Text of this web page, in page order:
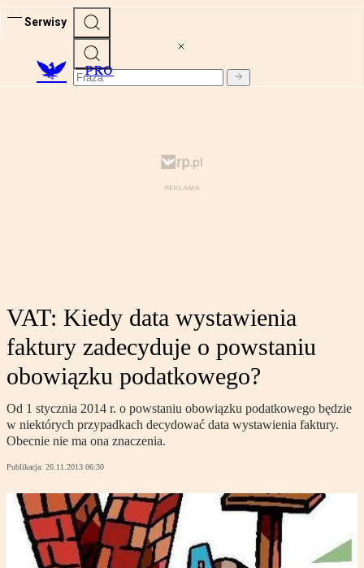
Serwisy
PRO
VAT: Kiedy data wystawienia
faktury zadecyduje o powstaniu
obowiązku podatkowego?
Od 1 stycznia 2014 r. o powstaniu obowiązku podatkowego będzie
w niektórych przypadkach decydować data wystawienia faktury.
Obecnie nie ma ona znaczenia.
Publikacja: 26.11.2013 06:30